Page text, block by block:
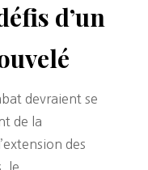
d’un
devraient se
de la
des
le